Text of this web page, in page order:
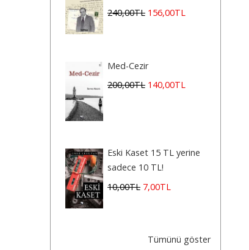
240,00TL 156,00TL
Med-Cezir
200,00TL 140,00TL
Eski Kaset 15 TL yerine
sadece 10 TL!
10,00TL 7,00TL
Tümünü göster